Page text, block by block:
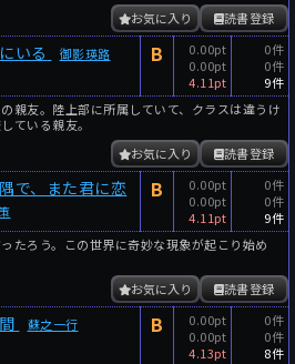
読書登録
お気に入り
いる 御影瑛路 B
0.00pt
0.00pt
4.11pt
0件
0件
9件
親友。陸上部に所属していて、クラスは違うけ
ている親友。
読書登録
お気に入り
で、また君に恋
B
0.00pt
0.00pt
4.11pt
0件
0件
9件
たろう。この世界に奇妙な現象が起こり始め
読書登録
お気に入り
蘇之一行 B
0.00pt
0.00pt
4.13pt
0件
0件
8件